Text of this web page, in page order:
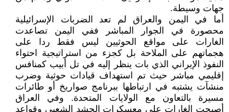
جهات وسيطة.
أما في اليمن والعراق لم تعد الضربات الإسرائيلية
محصورة في الجوار المباشر ففي اليمن تصاعدت
الغارات على مواقع الحوثيين ليس فقط ردا على
هجماتهم على الملاحة بل كجزء من استراتيجية احتواء
النفوذ الإيراني الذي بات ينظر إليه في تل أبيب كمنافس
إقليمي مباشر حيث تم استهداف قيادات حوثية وضرب
منشآت يشتبه في ارتباطها ببرنامج صواريخ أو طائرات
مسيرة بالتعاون مع الولايات المتحدة. وفي العراق
أصبحت الغارات على معسكرات الحشد الشعبي وقواعد